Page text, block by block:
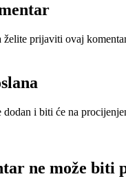
želite prijaviti ovaj
i biti će na
ne može biti